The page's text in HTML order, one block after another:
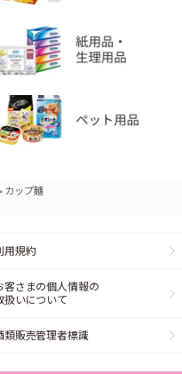
カップ麺
用規約
客さまの個人情報の
扱いについて
類販売管理者標識